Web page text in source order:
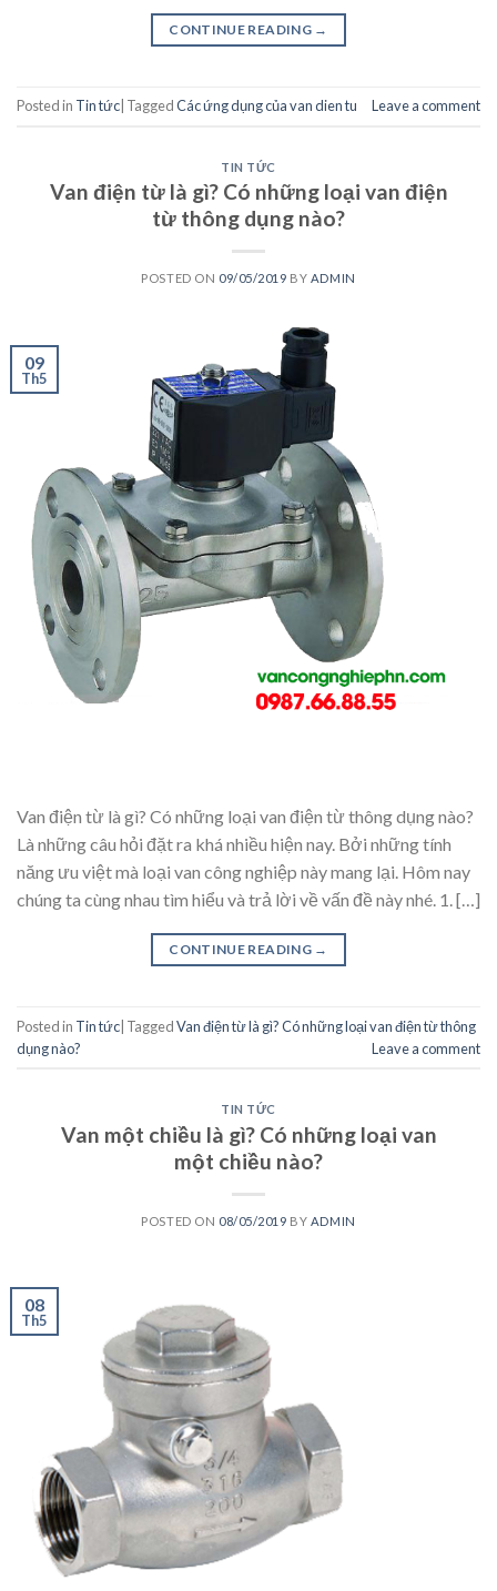
CONTINUE READING →
Posted in Tin tức TaggedCác ứng dụng của van dien tu Leave a comment
TIN TỨC
Van điện từ là gì? Có những loại van điện
từ thông dụng nào?
POSTED ON 09/05/2019 BY ADMIN
09
Th5
Van điện từ là gì? Có những loại van điện từ thông dụng nào?
Là những câu hỏi đặt ra khá nhiều hiện nay. Bởi những tính
năng ưu việt mà loại van công nghiệp này mang lại. Hôm nay
chúng ta cùng nhau tìm hiểu và trả lời về vấn đề này nhé. 1. […]
CONTINUE READING →
Posted in Tin tức TaggedVan điện từ là gì? Có những loại van điện từ thông
dụng nào?
Leave a comment
TIN TỨC
Van một chiều là gì? Có những loại van
một chiều nào?
POSTED ON 08/05/2019 BY ADMIN
08
Th5